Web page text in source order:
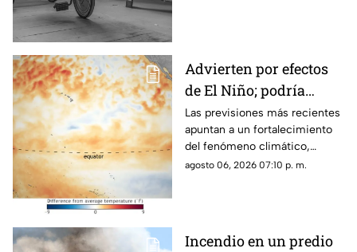
Advierten por efectos
de El Niño; podría
alcanzar intensidad
histórica
Las previsiones más recientes
apuntan a un fortalecimiento
del fenómeno climático,
mientras varios países ya
agosto 06, 2026 07:10 p. m.
Incendio en un predio